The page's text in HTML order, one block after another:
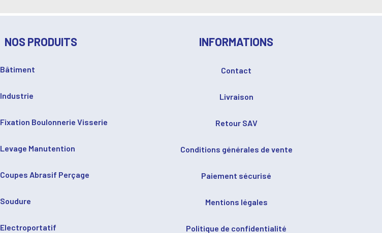
NOS PRODUITS
Bâtiment
Industrie
Fixation Boulonnerie Visserie
Levage Manutention
Coupes Abrasif Perçage
Soudure
Electroportatif
INFORMATIONS
Contact
Livraison
Retour SAV
Conditions générales de vente
Paiement sécurisé
Mentions légales
Politique de confidentialité